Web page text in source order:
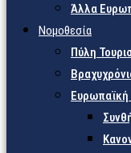
Άλλα
Νομοθεσία
Πύλη
Ευρωπαϊκή